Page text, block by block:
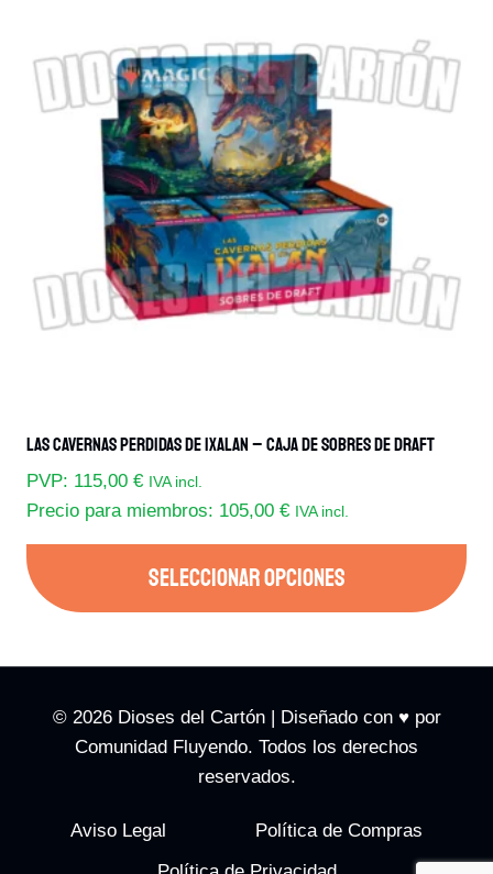
Las Cavernas Perdidas De Ixalan – Caja De Sobres De Draft
PVP: 115,00 € IVA incl.
Precio para miembros: 105,00 € IVA incl.
SELECCIONAR OPCIONES
múltiples
variantes.
© 2026 Dioses del Cartón | Diseñado con ♥️ por
Comunidad Fluyendo. Todos los derechos
reservados.
Aviso Legal
Política de Compras